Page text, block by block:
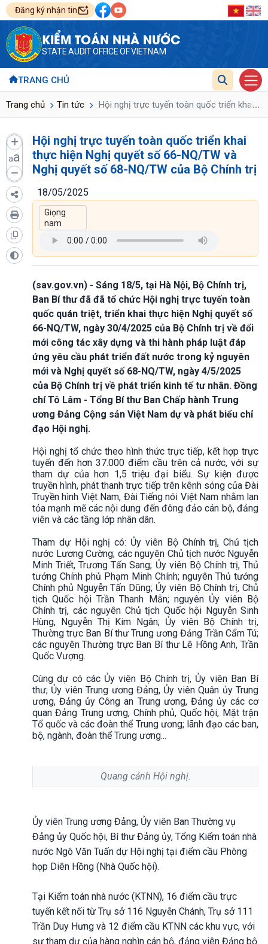
Đăng ký nhận tin
KIỂM TOÁN NHÀ NƯỚC
STATE AUDIT OFFICE OF VIETNAM
TRANG CHỦ
Trang chủ Tin tức Hội nghị trực tuyến toàn quốc triển khai...
aa
Hội nghị trực tuyến toàn quốc triển khai
thực hiện Nghị quyết số 66-NQ/TW và
Nghị quyết số 68-NQ/TW của Bộ Chính trị
18/05/2025
(sav.gov.vn) - Sáng 18/5, tại Hà Nội, Bộ Chính trị,
Ban Bí thư đã đã tổ chức Hội nghị trực tuyến toàn
quốc quán triệt, triển khai thực hiện Nghị quyết số
66-NQ/TW, ngày 30/4/2025 của Bộ Chính trị về đổi
mới công tác xây dựng và thi hành pháp luật đáp
ứng yêu cầu phát triển đất nước trong kỷ nguyên
mới và Nghị quyết số 68-NQ/TW, ngày 4/5/2025
của Bộ Chính trị về phát triển kinh tế tư nhân. Đồng
chí Tô Lâm - Tổng Bí thư Ban Chấp hành Trung
ương Đảng Cộng sản Việt Nam dự và phát biểu chỉ
đạo Hội nghị.
Hội nghị tổ chức theo hình thức trực tiếp, kết hợp trực
tuyến đến hơn 37.000 điểm cầu trên cả nước, với sự
tham dự của hơn 1,5 triệu đại biểu. Sự kiện được
truyền hình, phát thanh trực tiếp trên kênh sóng của Đài
Truyền hình Việt Nam, Đài Tiếng nói Việt Nam nhằm lan
tỏa mạnh mẽ các nội dung đến đông đảo cán bộ, đảng
viên và các tầng lớp nhân dân.
Tham dự Hội nghị có: Ủy viên Bộ Chính trị, Chủ tịch
nước Lương Cường; các nguyên Chủ tịch nước Nguyễn
Minh Triết, Trương Tấn Sang; Ủy viên Bộ Chính trị, Thủ
tướng Chính phủ Phạm Minh Chính; nguyên Thủ tướng
Chính phủ Nguyễn Tấn Dũng; Ủy viên Bộ Chính trị, Chủ
tịch Quốc hội Trần Thanh Mẫn; nguyên Ủy viên Bộ
Chính trị, các nguyên Chủ tịch Quốc hội Nguyễn Sinh
Hùng, Nguyễn Thị Kim Ngân; Ủy viên Bộ Chính trị,
Thường trực Ban Bí thư Trung ương Đảng Trần Cẩm Tú;
các nguyên Thường trực Ban Bí thư Lê Hồng Anh, Trần
Quốc Vượng.
Cùng dự có các Ủy viên Bộ Chính trị, Ủy viên Ban Bí
thư; Ủy viên Trung ương Đảng, Ủy viên Quân ủy Trung
ương, Đảng ủy Công an Trung ương, Đảng ủy các cơ
quan Đảng Trung ương, Chính phủ, Quốc hội, Mặt trận
Tổ quốc và các đoàn thể Trung ương; lãnh đạo các ban,
bộ, ngành, đoàn thể Trung ương...
Quang cảnh Hội nghị.
Ủy viên Trung ương Đảng, Ủy viên Ban Thường vụ
Đảng ủy Quốc hội, Bí thư Đảng ủy, Tổng Kiểm toán nhà
nước Ngô Văn Tuấn dự Hội nghị tại điểm cầu Phòng
họp Diên Hồng (Nhà Quốc hội).
Tại Kiểm toán nhà nước (KTNN), 16 điểm cầu trực
tuyến kết nối từ Trụ sở 116 Nguyễn Chánh, Trụ sở 111
Trần Duy Hưng và 12 điểm cầu KTNN các khu vực, với
sự tham dự của hàng nghìn cán bộ, đảng viên Đảng bộ